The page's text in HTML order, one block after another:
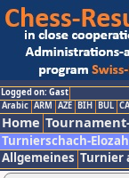
Logged on: Gast
Arabic ARM AZE BIH BUL
Home
Turnierschach-
Allgemeines Turnier